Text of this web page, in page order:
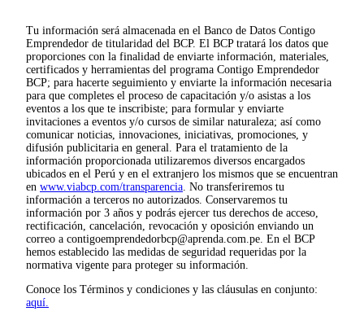
Tu información será almacenada en el Banco de Datos Contigo
Emprendedor de titularidad del BCP. El BCP tratará los datos que
proporciones con la finalidad de enviarte información, materiales,
certificados y herramientas del programa Contigo Emprendedor
BCP; para hacerte seguimiento y enviarte la información necesaria
para que completes el proceso de capacitación y/o asistas a los
eventos a los que te inscribiste; para formular y enviarte
invitaciones a eventos y/o cursos de similar naturaleza; así como
comunicar noticias, innovaciones, iniciativas, promociones, y
difusión publicitaria en general. Para el tratamiento de la
información proporcionada utilizaremos diversos encargados
ubicados en el Perú y en el extranjero los mismos que se encuentran
en www.viabcp.com/transparencia. No transferiremos tu
información a terceros no autorizados. Conservaremos tu
información por 3 años y podrás ejercer tus derechos de acceso,
rectificación, cancelación, revocación y oposición enviando un
correo a contigoemprendedorbcp@aprenda.com.pe. En el BCP
hemos establecido las medidas de seguridad requeridas por la
normativa vigente para proteger su información.
Conoce los Términos y condiciones y las cláusulas en conjunto:
aquí.